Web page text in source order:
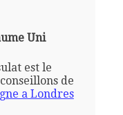
Uni
est le
de
a Londres